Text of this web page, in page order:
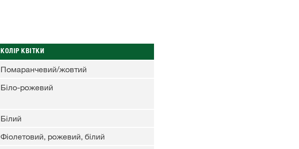
КОЛІР КВІТКИ
Помаранчевий/жовтий
Біло-рожевий
Білий
Фіолетовий, рожевий, білий